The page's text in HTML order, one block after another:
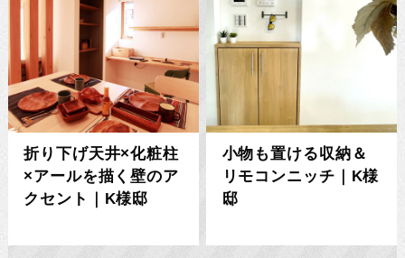
折り下げ天井×化粧柱
×アールを描く壁のア
クセント｜K様邸
小物も置ける収納＆
リモコンニッチ｜K様
邸